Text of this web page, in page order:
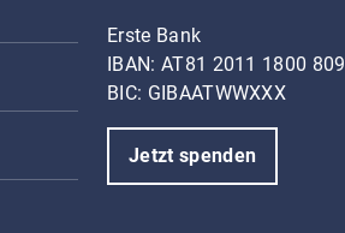
Erste Bank
IBAN: AT81 2011 1800
BIC: GIBAATWWXXX
Jetzt spenden